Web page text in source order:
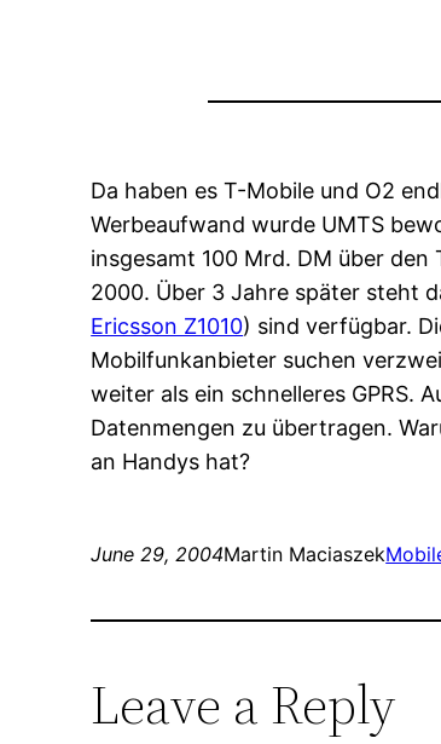
Da haben es T-Mobile und O2
Werbeaufwand wurde UMTS
insgesamt 100 Mrd. DM über
2000. Über 3 Jahre später steht
Ericsson Z1010) sind verfügbar.
Mobilfunkanbieter suchen
weiter als ein schnelleres GPRS.
Datenmengen zu übertragen.
an Handys hat?
June 29, 2004Martin Maciaszek
Leave a Reply